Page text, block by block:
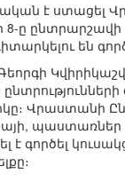
է ստացել
8-ը
են
Վրաստանի
պաստառներ
է գործել